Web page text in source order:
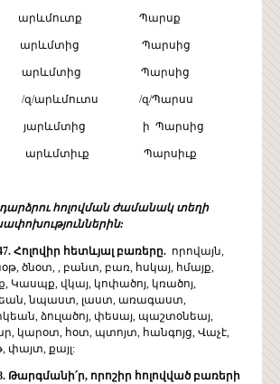
արևմուտք Պարսք
արևմտից Պարսից
արևմտից Պարսից
/զ/արևմուտս /զ/Պարսս
յարևմտից ի Պարսից
արևմտիւք Պարսիւք
դարձրու հոլովման ժամանակ տեղի
Հոլովիր հետևյալ բառերը. որովայն,
ծնօտ, , բանտ, բառ, հսկայ, հմայք,
Կասպք, վկայ, կոփածոյ, կռածոյ,
նպաստ, լաստ, առագաստ,
ձուլածոյ, փեսայ, պաշտօնեայ,
կարօտ, հօտ, պտոյտ, հանգոյց, Վաչէ,
փայտ, քայլ:
Թարգմանի՛ր, որոշիր հոլովված բառերի